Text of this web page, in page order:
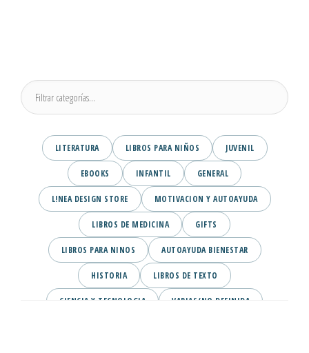
LITERATURA LIBROS PARA NIÑOS JUVENIL
EBOOKS INFANTIL GENERAL
L!NEA DESIGN STORE MOTIVACION Y AUTOAYUDA
LIBROS DE MEDICINA GIFTS
LIBROS PARA NINOS AUTOAYUDA BIENESTAR
HISTORIA LIBROS DE TEXTO
CIENCIA Y TECNOLOGIA VARIAS/NO DEFINIDA